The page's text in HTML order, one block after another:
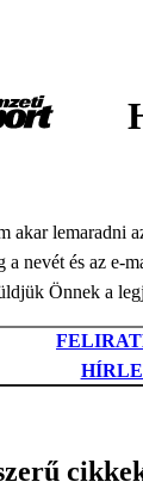
akar lemaradni
a nevét és az e-
Önnek a